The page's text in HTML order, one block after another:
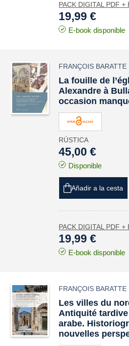
PACK DIGITAL PDF +
19,99 €
E-book disponible
FRANÇOIS BARATTE
La fouille de
Alexandre à
occasion
RÚSTICA
45,00 €
Disponible
Añadir a la cesta
PACK DIGITAL PDF +
19,99 €
E-book disponible
FRANÇOIS BARATTE
Les villes du
Antiquité
arabe.
nouvelles